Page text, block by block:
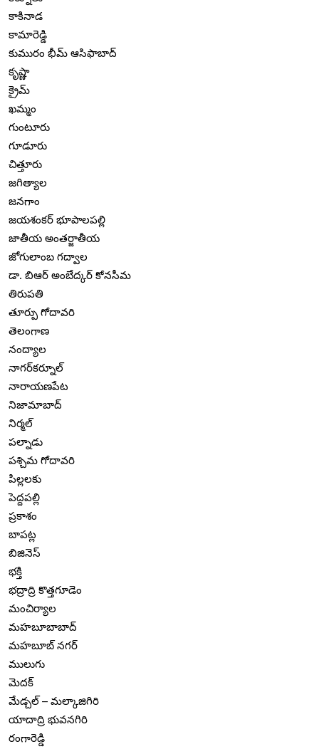
కాకినాడ
కామారెడ్డి
కుమురం భీమ్ ఆసిఫాబాద్
కృష్ణా
క్రైమ్
ఖమ్మం
గుంటూరు
గూడూరు
చిత్తూరు
జగిత్యాల
జనగాం
జయశంకర్ భూపాలపల్లి
జాతీయ అంతర్జాతీయ
జోగులాంబ గద్వాల
డా. బిఆర్ అంబేద్కర్ కోనసీమ
తిరుపతి
తూర్పు గోదావరి
తెలంగాణ
నంద్యాల
నాగర్‌కర్నూల్
నారాయణపేట
నిజామాబాద్
నిర్మల్
పల్నాడు
పశ్చిమ గోదావరి
పిల్లలకు
పెద్దపల్లి
ప్రకాశం
బాపట్ల
బిజినెస్
భక్తి
భద్రాద్రి కొత్తగూడెం
మంచిర్యాల
మహబూబాబాద్
మహబూబ్ నగర్
ములుగు
మెదక్
మేడ్చల్ – మల్కాజిగిరి
యాదాద్రి భువనగిరి
రంగారెడ్డి